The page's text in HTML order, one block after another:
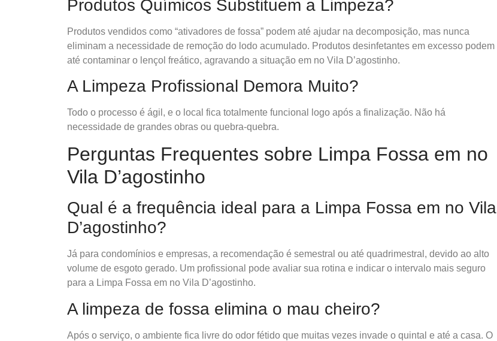
Produtos Químicos Substituem a Limpeza?
Produtos vendidos como “ativadores de fossa” podem até ajudar na decomposição, mas nunca
eliminam a necessidade de remoção do lodo acumulado. Produtos desinfetantes em excesso podem
até contaminar o lençol freático, agravando a situação em no Vila D’agostinho.
A Limpeza Profissional Demora Muito?
Todo o processo é ágil, e o local fica totalmente funcional logo após a finalização. Não há
necessidade de grandes obras ou quebra-quebra.
Perguntas Frequentes sobre Limpa Fossa em no
Vila D’agostinho
Qual é a frequência ideal para a Limpa Fossa em no Vila
D’agostinho?
Já para condomínios e empresas, a recomendação é semestral ou até quadrimestral, devido ao alto
volume de esgoto gerado. Um profissional pode avaliar sua rotina e indicar o intervalo mais seguro
para a Limpa Fossa em no Vila D’agostinho.
A limpeza de fossa elimina o mau cheiro?
Após o serviço, o ambiente fica livre do odor fétido que muitas vezes invade o quintal e até a casa. O